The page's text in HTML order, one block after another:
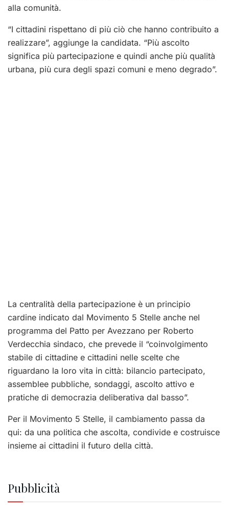
alla comunità.
“I cittadini rispettano di più ciò che hanno contribuito a
realizzare”, aggiunge la candidata. “Più ascolto
significa più partecipazione e quindi anche più qualità
urbana, più cura degli spazi comuni e meno degrado”.
La centralità della partecipazione è un principio
cardine indicato dal Movimento 5 Stelle anche nel
programma del Patto per Avezzano per Roberto
Verdecchia sindaco, che prevede il “coinvolgimento
stabile di cittadine e cittadini nelle scelte che
riguardano la loro vita in città: bilancio partecipato,
assemblee pubbliche, sondaggi, ascolto attivo e
pratiche di democrazia deliberativa dal basso”.
Per il Movimento 5 Stelle, il cambiamento passa da
qui: da una politica che ascolta, condivide e costruisce
insieme ai cittadini il futuro della città.
Pubblicità